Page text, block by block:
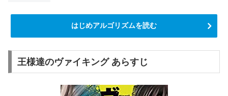
はじめアルゴリズムを読む
王様達のヴァイキング あらすじ